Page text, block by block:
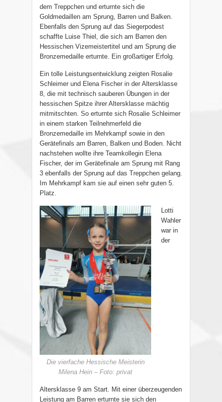
dem Treppchen und erturnte sich die
Goldmedaillen am Sprung, Barren und Balken.
Ebenfalls den Sprung auf das Siegerpodest
schaffte Luise Thiel, die sich am Barren den
Hessischen Vizemeistertitel und am Sprung die
Bronzemedaille erturnte. Ein großartiger Erfolg.
Ein tolle Leistungsentwicklung zeigten Rosalie
Schleimer und Elena Fischer in der Altersklasse
8, die mit technisch sauberen Übungen in der
hessischen Spitze ihrer Altersklasse mächtig
mitmitschten. So erturnte sich Rosalie Schleimer
in einem starken Teilnehmerfeld die
Bronzemedaille im Mehrkampf sowie in den
Gerätefinals am Barren, Balken und Boden. Nicht
nachstehen wollte ihre Teamkollegin Elena
Fischer, der im Gerätefinale am Sprung mit Rang
3 ebenfalls der Sprung auf das Treppchen gelang.
Im Mehrkampf kam sie auf einen sehr guten 5.
Platz.
Die vierfache Hessische Meisterin
Milena Hein – Foto: privat
Lotti
Wahler
war in
der
Altersklasse 9 am Start. Mit einer überzeugenden
Leistung am Barren erturnte sie sich den